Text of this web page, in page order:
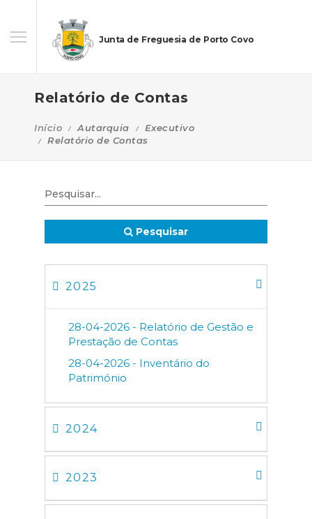
Junta de Freguesia de Porto Covo
Relatório de Contas
Início Autarquia
Executivo
Relatório de Contas
Pesquisar
2025
28-04-2026 - Relatório de Gestão e
Prestação de Contas
28-04-2026 - Inventário do
Património
2024
2023